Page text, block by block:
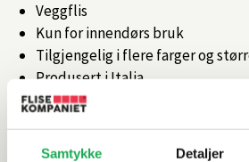
Samtykke Detaljer
Veggflis
Kun for innendørs bruk
Tilgjengelig i flere farger og
Produsert i Italia
Artikkelnr.101473966